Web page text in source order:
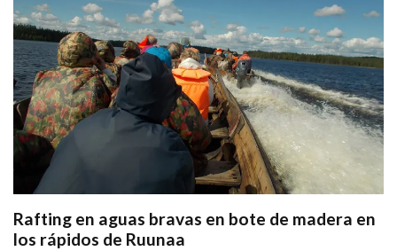
Rafting en aguas bravas en bote de madera en
los rápidos de Ruunaa